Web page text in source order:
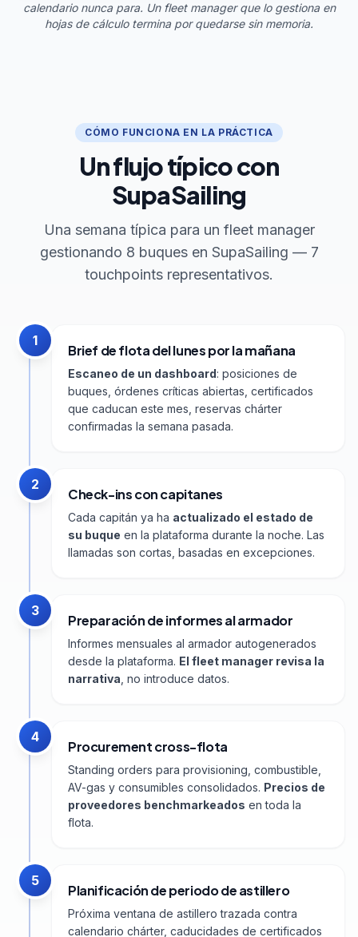
calendario nunca para. Un fleet manager que lo gestiona en
hojas de cálculo termina por quedarse sin memoria.
CÓMO FUNCIONA EN LA PRÁCTICA
Un flujo típico con
SupaSailing
Una semana típica para un fleet manager
gestionando 8 buques en SupaSailing — 7
touchpoints representativos.
1
Brief de flota del lunes por la mañana
Escaneo de un dashboard: posiciones de
buques, órdenes críticas abiertas, certificados
que caducan este mes, reservas chárter
confirmadas la semana pasada.
2
Check-ins con capitanes
Cada capitán ya ha actualizado el estado de
su buque en la plataforma durante la noche. Las
llamadas son cortas, basadas en excepciones.
3
Preparación de informes al armador
Informes mensuales al armador autogenerados
desde la plataforma. El fleet manager revisa la
narrativa , no introduce datos.
4
Procurement cross-flota
Standing orders para provisioning, combustible,
AV-gas y consumibles consolidados. Precios de
proveedores benchmarkeados en toda la
flota.
5
Planificación de periodo de astillero
Próxima ventana de astillero trazada contra
calendario chárter, caducidades de certificados